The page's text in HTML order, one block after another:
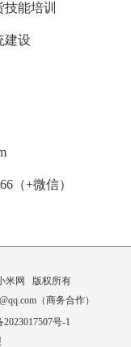
能培训
建设
（+微信）
米网 版权所有
（商务合作）
号-1